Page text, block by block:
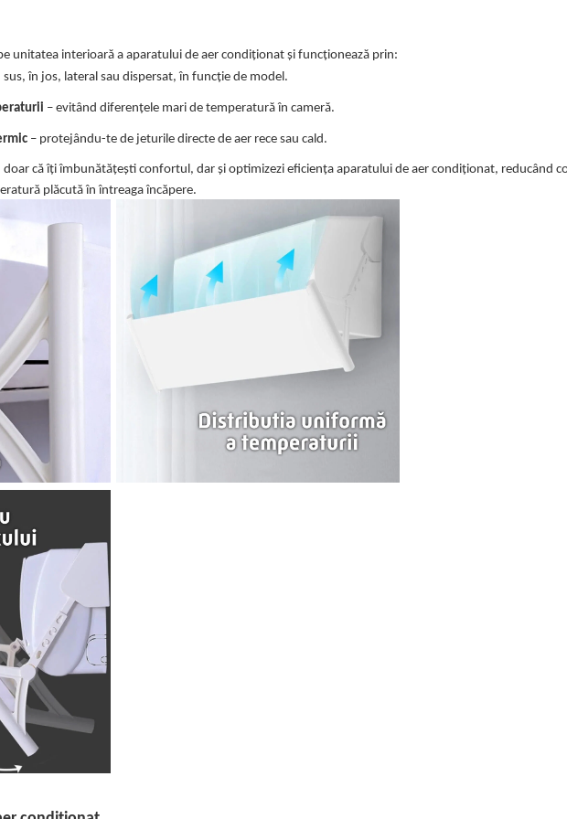
unitatea interioară a aparatului de aer condiționat și funcționează prin:
sus, în jos, lateral sau dispersat, în funcție de model.
– evitând diferențele mari de temperatură în cameră.
– protejându-te de jeturile directe de aer rece sau cald.
că îți îmbunătățești confortul, dar și optimizezi eficiența aparatului de aer condiționat, reducând
plăcută în întreaga încăpere.